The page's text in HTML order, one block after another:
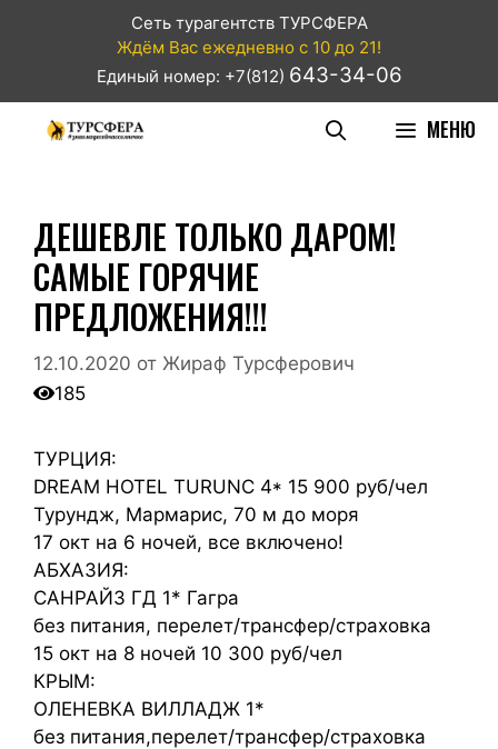
Сеть турагентств ТУРСФЕРА
Ждём Вас ежедневно с 10 до 21!
Единый номер: +7(812) 643-34-06
МЕНЮ
ДЕШЕВЛЕ ТОЛЬКО ДАРОМ!
САМЫЕ ГОРЯЧИЕ
ПРЕДЛОЖЕНИЯ!!!
12.10.2020 от Жираф Турсферович
185
ТУРЦИЯ:
DREAM HOTEL TURUNC 4* 15 900 руб/чел
Турундж, Мармарис, 70 м до моря
17 окт на 6 ночей, все включено!
АБХАЗИЯ:
САНРАЙЗ ГД 1* Гагра
без питания, перелет/трансфер/страховка
15 окт на 8 ночей 10 300 руб/чел
КРЫМ:
ОЛЕНЕВКА ВИЛЛАДЖ 1*
без питания,перелет/трансфер/страховка